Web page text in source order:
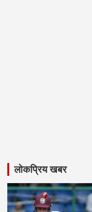
लोकप्रिय खबर